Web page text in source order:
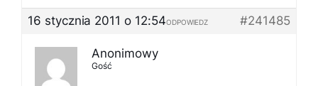
16 stycznia 2011 o 12:54
#241485
ODPOWIEDZ
Anonimowy
Gość